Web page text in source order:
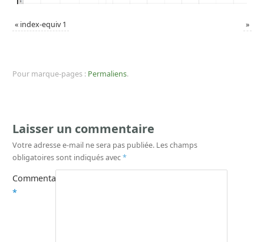
« index-equiv 1 »
Pour marque-pages : Permaliens.
Laisser un commentaire
Votre adresse e-mail ne sera pas publiée. Les champs
obligatoires sont indiqués avec*
Commentaire
*